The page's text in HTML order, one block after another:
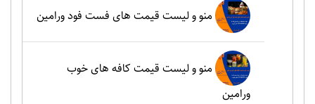
منو و لیست قیمت های فست فود ورامین
منو و لیست قیمت کافه های خوب
ورامین